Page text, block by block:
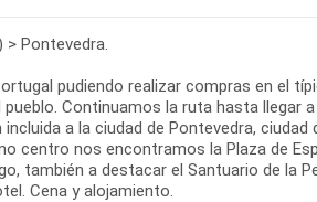
> Pontevedra.
pudiendo realizar compras en el
Continuamos la ruta hasta llegar
a la ciudad de Pontevedra,
centro nos encontramos la Plaza de
también a destacar el Santuario de la
Cena y alojamiento.